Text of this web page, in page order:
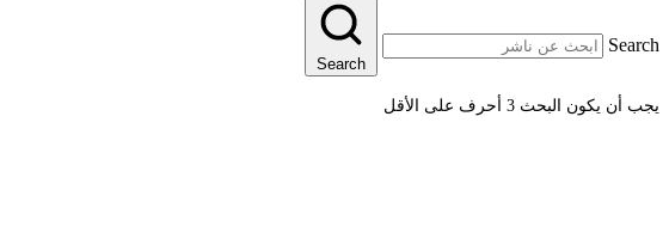
Search
Search
يجب أن يكون البحث 3 أحرف على الأقل